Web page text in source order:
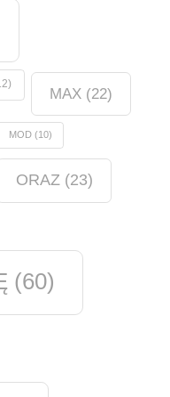
MAX(22)
MOD(10)
ORAZ(23)
(60)